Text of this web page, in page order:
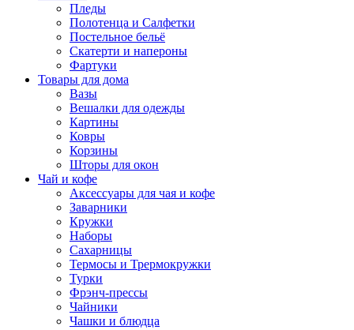
Пледы
Полотенца и Салфетки
Постельное бельё
Скатерти и напероны
Фартуки
Товары для дома
Вазы
Вешалки для одежды
Картины
Ковры
Корзины
Шторы для окон
Чай и кофе
Аксессуары для чая и кофе
Заварники
Кружки
Наборы
Сахарницы
Термосы и Трермокружки
Турки
Фрэнч-прессы
Чайники
Чашки и блюдца